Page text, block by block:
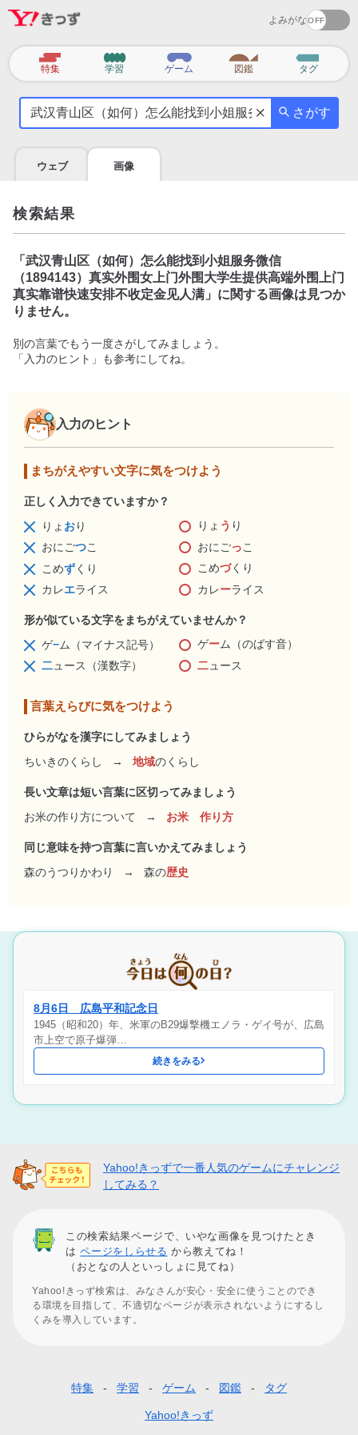
よみがな
カ
テ
特集 学習 ゲーム 図鑑 タグ
気
に
を
調
べ
よ
う
さがす
ウェブ 画像
検索結果
「 武汉青山区（如何）怎么能找到小姐服务微信
（1894143）真实外围女上门外围大学生提供高端外围上门
真实靠谱快速安排不收定金见人满 」に関する画像は見つか
りません。
別の言葉でもう一度さがしてみましょう。
「入力のヒント」も参考にしてね。
入力のヒント
まちがえやすい文字に気をつけよう
正しく入力できていますか？
りょ おり りょ う り
おにごつこ おにごっこ
こめずくり こめづくり
カレエライス カレーライス
形が似ている文字をまちがえていませんか？
ゲ−ム（マイナス記号） ゲーム（のばす音）
二ュース（漢数字） 二ュース
言葉えらびに気をつけよう
ひらがなを漢字にしてみましょう
ちいきのくらし
→ 地域のくらし
長い文章は短い言葉に区切ってみましょう
お米の作り方について
→ お米 作り方
同じ意味を持つ言葉に言いかえてみましょう
森のうつりかわり
→ 森の歴史
8月6日 広島平和記念日
1945（昭和20）年、米軍のB29爆撃機エノラ・ゲイ号が、広島
市上空で原子爆弾…
続きをみる
Yahoo!きっずで一番人気のゲームにチャレンジ
してみる？
この検索結果ページで、いやな画像を見つけたとき
はページをしらせる から教えてね！
（おとなの人といっしょに見てね）
Yahoo!きっず検索は、みなさんが安心・安全に使うことのでき
る環境を目指して、不適切なページが表示されないようにするし
くみを導入しています。
特集 学習 ゲーム 図鑑 タグ
Yahoo!きっず